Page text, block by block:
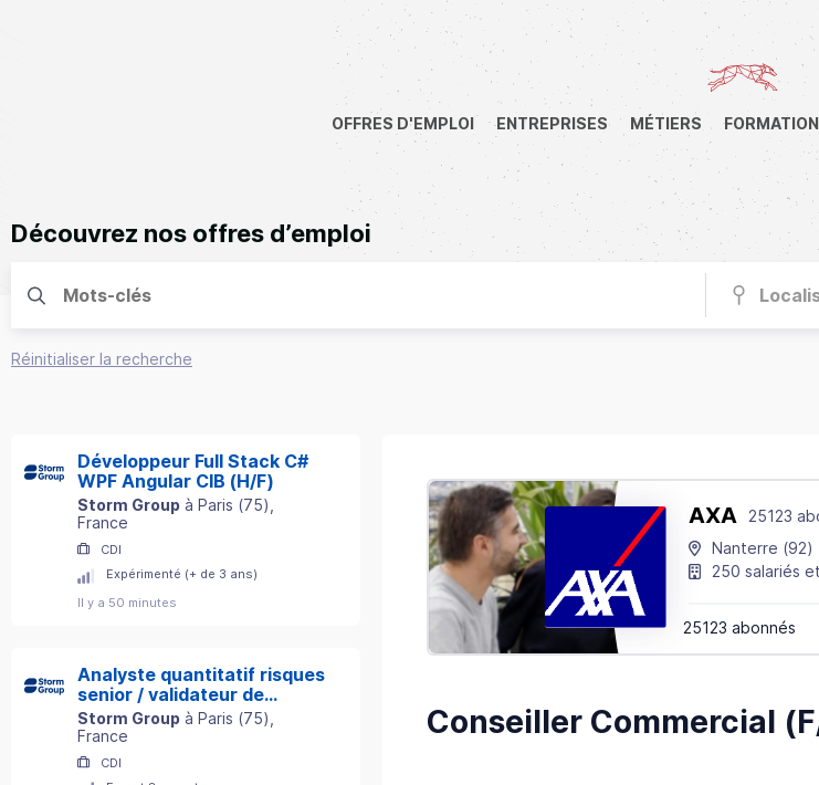
OFFRES D'EMPLOI ENTREPRISES MÉTIERS
Découvrez nos offres d’emploi
Réinitialiser la recherche
Développeur Full Stack C#
WPF Angular CIB (H/F)
Storm Group à Paris (75)
France
CDI
Expérimenté (+ de 3 ans)
Il y a 50 minutes
Analyste quantitatif risques
senior / validateur de
modèles (H/F)
Storm Group à Paris (75)
France
CDI
AXA
25123
Nanterre (92)
250 salariés
25123 abonnés
Conseiller Commercial